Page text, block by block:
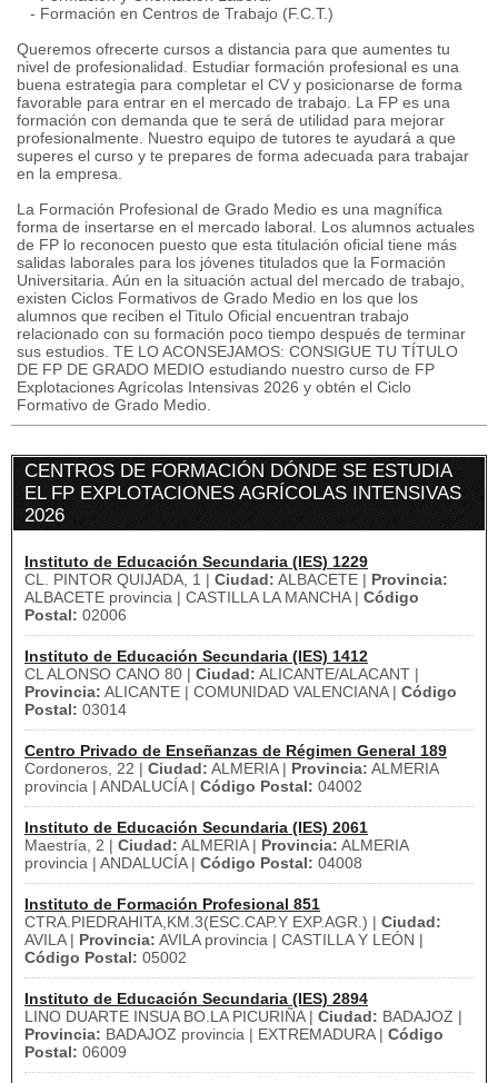
- Formación en Centros de Trabajo (F.C.T.)
Queremos ofrecerte cursos a distancia para que aumentes tu
nivel de profesionalidad. Estudiar formación profesional es una
buena estrategia para completar el CV y posicionarse de forma
favorable para entrar en el mercado de trabajo. La FP es una
formación con demanda que te será de utilidad para mejorar
profesionalmente. Nuestro equipo de tutores te ayudará a que
superes el curso y te prepares de forma adecuada para trabajar
en la empresa.
La Formación Profesional de Grado Medio es una magnífica
forma de insertarse en el mercado laboral. Los alumnos actuales
de FP lo reconocen puesto que esta titulación oficial tiene más
salidas laborales para los jóvenes titulados que la Formación
Universitaria. Aún en la situación actual del mercado de trabajo,
existen Ciclos Formativos de Grado Medio en los que los
alumnos que reciben el Titulo Oficial encuentran trabajo
relacionado con su formación poco tiempo después de terminar
sus estudios. TE LO ACONSEJAMOS: CONSIGUE TU TÍTULO
DE FP DE GRADO MEDIO estudiando nuestro curso de FP
Explotaciones Agrícolas Intensivas 2026 y obtén el Ciclo
Formativo de Grado Medio.
CENTROS DE FORMACIÓN DÓNDE SE ESTUDIA
EL FP EXPLOTACIONES AGRÍCOLAS INTENSIVAS
2026
Instituto de Educación Secundaria (IES) 1229
CL. PINTOR QUIJADA, 1 | Ciudad: ALBACETE | Provincia:
ALBACETE provincia | CASTILLA LA MANCHA | Código
Postal: 02006
Instituto de Educación Secundaria (IES) 1412
CL ALONSO CANO 80 | Ciudad: ALICANTE/ALACANT |
Provincia: ALICANTE | COMUNIDAD VALENCIANA | Código
Postal: 03014
Centro Privado de Enseñanzas de Régimen General 189
Cordoneros, 22 | Ciudad: ALMERIA | Provincia: ALMERIA
provincia | ANDALUCÍA | Código Postal: 04002
Instituto de Educación Secundaria (IES) 2061
Maestría, 2 | Ciudad: ALMERIA | Provincia: ALMERIA
provincia | ANDALUCÍA | Código Postal: 04008
Instituto de Formación Profesional 851
CTRA.PIEDRAHITA,KM.3(ESC.CAP.Y EXP.AGR.) | Ciudad:
AVILA | Provincia: AVILA provincia | CASTILLA Y LEÓN |
Código Postal: 05002
Instituto de Educación Secundaria (IES) 2894
LINO DUARTE INSUA BO.LA PICURIÑA | Ciudad: BADAJOZ |
Provincia: BADAJOZ provincia | EXTREMADURA | Código
Postal: 06009